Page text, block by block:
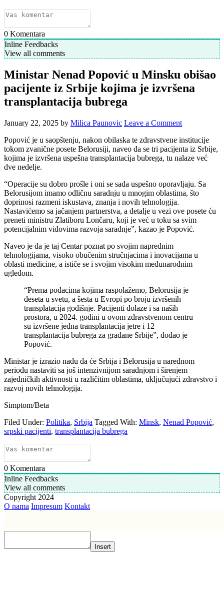
0 Komentara
Inline Feedbacks
View all comments
Ministar Nenad Popović u Minsku obišao
pacijente iz Srbije kojima je izvršena
transplantacija bubrega
January 22, 2025 by Milica Paunovic Leave a Comment
Popović je u saopštenju, nakon obilaska te zdravstvene institucije
tokom zvanične posete Belorusiji, naveo da se tri pacijenta iz Srbije,
kojima je izvršena uspešna transplantacija bubrega, tu nalaze već
dve nedelje.
“Operacije su dobro prošle i oni se sada uspešno oporavljaju. Sa
Belorusijom imamo odličnu saradnju u mnogim oblastima, što
doprinosi razmeni iskustava, znanja i novih tehnologija.
Nastavićemo sa jačanjem partnerstva, a detalje u vezi ove posete ću
preneti ministru Zlatiboru Lončaru, koji je već u toku sa svim
potencijalnim vidovima razvoja saradnje”, kazao je Popović.
Naveo je da je taj Centar poznat po svojim naprednim
tehnologijama, visoko obučenim stručnjacima i inovacijama u
oblasti medicine, a ističe se i svojim visokim međunarodnim
ugledom.
“Prema podacima kojima raspolažemo, Belorusija je
deseta u svetu, a šesta u Evropi po broju izvršenih
transplatacija godišnje. Pacijenti dolaze i sa naših
prostora, u 2024. godini u ovom zdravstvenom centru
su izvršene jedna transplantacija jetre i 12
transplantacija bubrega za građane Srbije”, dodao je
Popović.
Ministar je izrazio nadu da će Srbija i Belorusija u narednom
periodu nastaviti sa još intenzivnijom saradnjom i širenjem
zajedničkih aktivnosti u različitim oblastima, uključujući zdravstvo i
razvoj novih tehnologija.
Simptom/Beta
Filed Under: Politika, Srbija Tagged With: Minsk, Nenad Popović,
srpski pacijenti, transplantacija bubrega
0 Komentara
Inline Feedbacks
View all comments
Copyright 2024
O nama Impresum Kontakt
Insert